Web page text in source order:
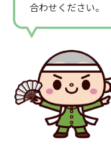
合わせください。